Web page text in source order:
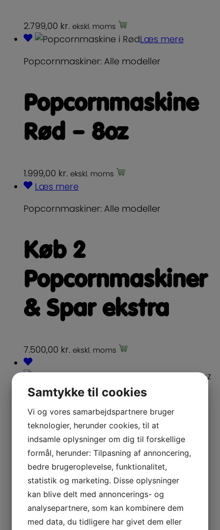
2.799,00 kr. ekskl. moms
Læs mere
Popcornmaskiner: Alle modeller
Popcornmaskine
Rød – 8oz
1.999,00 kr. ekskl. moms
Læs mere
Popcornmaskiner: Alle modeller
Køb 2
Popcornmaskiner
& Spar ekstra
7.500,00 kr. ekskl. moms
Læs mere
Popcornmaskiner: Alle modeller
Popcornmaskine
Stor Biograf
model 24oz
Samtykke til cookies
Vi og vores samarbejdspartnere bruger
teknologier, herunder cookies, til at
indsamle oplysninger om dig til forskellige
formål, herunder: Tilpasning af annoncering,
bedre brugeroplevelse, funktionalitet,
statistik og marketing. Disse oplysninger
kan blive delt med annoncerings- og
analysepartnere, som kan kombinere dem
med data, du tidligere har givet dem eller